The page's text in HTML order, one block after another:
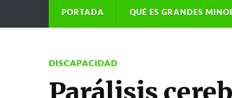
PORTADA QUÉ ES GRANDES
DISCAPACIDAD